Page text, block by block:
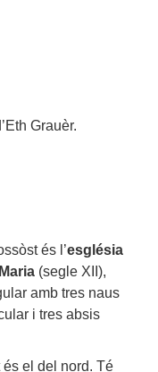
Grauèr.
és l’església
(segle XII),
amb tres naus
i tres absis
el del nord. Té